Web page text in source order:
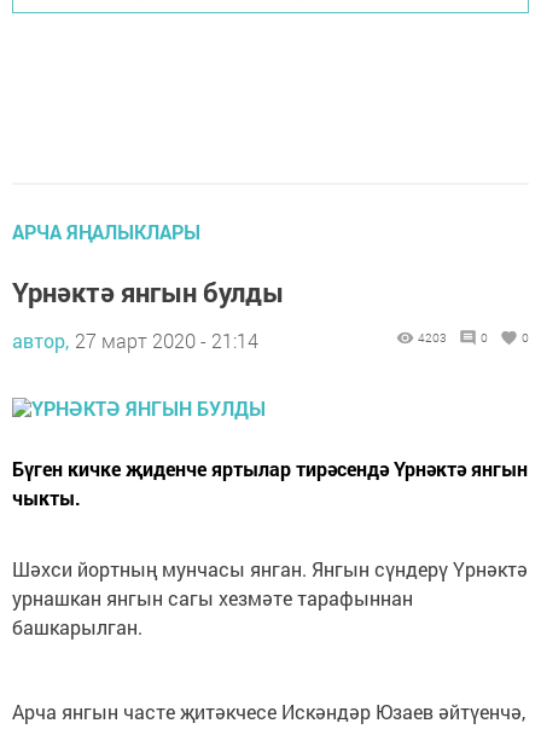
АРЧА ЯҢАЛЫКЛАРЫ
Үрнәктә янгын булды
автор, 27 март 2020 - 21:14 4203 0 0
Бүген кичке җиденче яртылар тирәсендә Үрнәктә янгын
чыкты.
Шәхси йортның мунчасы янган. Янгын сүндерү Үрнәктә
урнашкан янгын сагы хезмәте тарафыннан
башкарылган.
Арча янгын часте җитәкчесе Искәндәр Юзаев әйтүенчә,